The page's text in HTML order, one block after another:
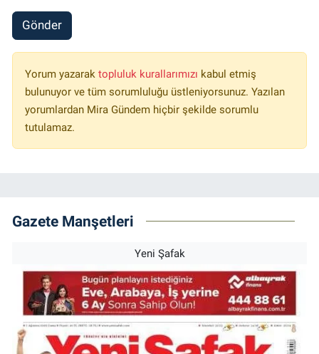
Gönder
Yorum yazarak topluluk kurallarımızı kabul etmiş
bulunuyor ve tüm sorumluluğu üstleniyorsunuz. Yazılan
yorumlardan Mira Gündem hiçbir şekilde sorumlu
tutulamaz.
Gazete Manşetleri
Yeni Şafak